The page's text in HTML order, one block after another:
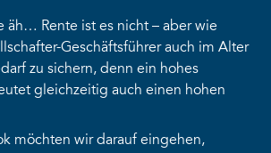
äh… Rente ist es nicht – aber wie
Geschäftsführer auch im Alter
zu sichern, denn ein hohes
gleichzeitig auch einen hohen
möchten wir darauf eingehen,